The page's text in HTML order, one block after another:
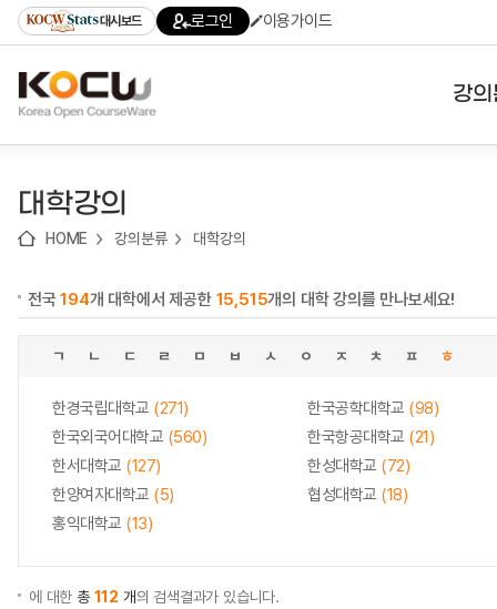
기
기
기
content)
가
대시보드 로그인 이용가이드
강
대학강의
HOME 강의분류 대학강의
전국194개 대학에서 제공한 15,515개의 대학 강의를 만나보세요!
ㄱ ㄴ ㄷ ㄹ ㅁ ㅂ ㅅ ㅇ ㅈ ㅊ ㅍ ㅎ
한경국립대학교 (271) 한국공학대학교 (98)
한국외국어대학교 (560) 한국항공대학교 (21)
한서대학교 (127) 한성대학교 (72)
한양여자대학교 (5) 협성대학교 (18)
홍익대학교 (13)
에 대한 총 112 개의 검색결과가 있습니다.